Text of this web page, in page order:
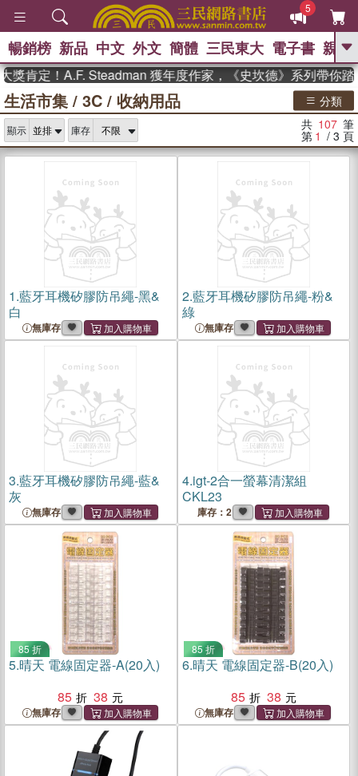
5
GO
熱搜： 高希均教授回憶錄
、 The Odyssey 、 父親節 、 花開錦
台灣的
李登輝時代 、 數學女孩：黎曼猜想
偉大的迷走神經
如果歷史是一
臺灣漫遊錄
暢銷榜 新品 中文 外文 簡體 三民東大 電子書 親子
！A.F. Steadman 獲年度作家，《史坎德》系列帶你踏上熱
生活市集 / 3C / 收納用品 分類
顯示 庫存 共 107 筆
第 1 / 3 頁
1.藍牙耳機矽膠防吊繩-黑&
白
無庫存
2.藍牙耳機矽膠防吊繩-粉&
綠
無庫存
3.藍牙耳機矽膠防吊繩-藍&
灰
無庫存
4.igt-2合一螢幕清潔組
CKL23
庫存：2
85 折
5.晴天 電線固定器-A(20入)
85
38
無庫存
85 折
6.晴天 電線固定器-B(20入)
85
38
無庫存